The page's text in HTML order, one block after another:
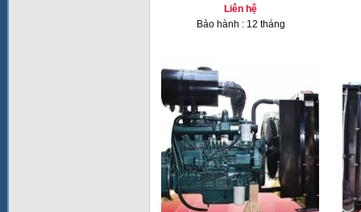
Liên hệ
Bảo hành : 12 tháng